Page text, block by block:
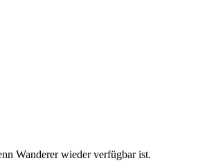
Wanderer wieder verfügbar ist.